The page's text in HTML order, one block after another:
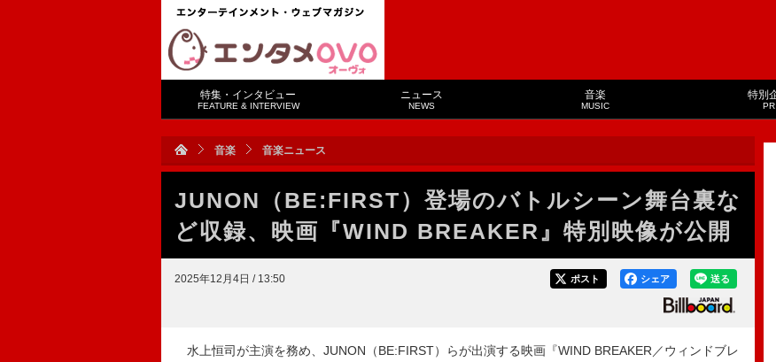
特集・インタビュー
FEATURE & INTERVIEW
ニュース
NEWS
音楽
MUSIC
特別
PR
音楽 音楽ニュース
JUNON（BE:FIRST）登場のバトルシーン舞台裏な
ど収録、映画『WIND BREAKER』特別映像が公開
2025年12月4日 / 13:50 送る
シェア
ポスト
水上恒司が主演を務め、JUNON（BE:FIRST）らが出演する映画『WIND BREAKER／ウィンドブレ